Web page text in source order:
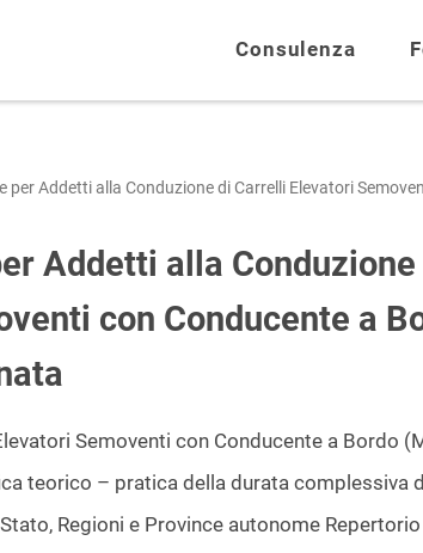
Consulenza
per Addetti alla Conduzione di Carrelli Elevatori
Addetti alla Conduzione
con Conducente a
Semoventi con Conducente a Bordo
teorico – pratica della durata complessiva
Regioni e Province autonome